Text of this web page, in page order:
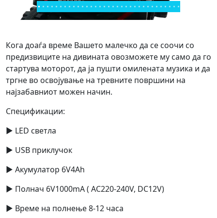
Кога доаѓа време Вашето малечко да се соочи со
предизвиците на дивината овозможете му само да го
стартува моторот, да ја пушти омилената музика и да
тргне во освојување на тревните површини на
најзабавниот можен начин.
Спецификации:
► LED светла
► USB приклучок
► Акумулатор 6V4Ah
► Полнач 6V1000mA ( AC220-240V, DC12V)
► Време на полнење 8-12 часа